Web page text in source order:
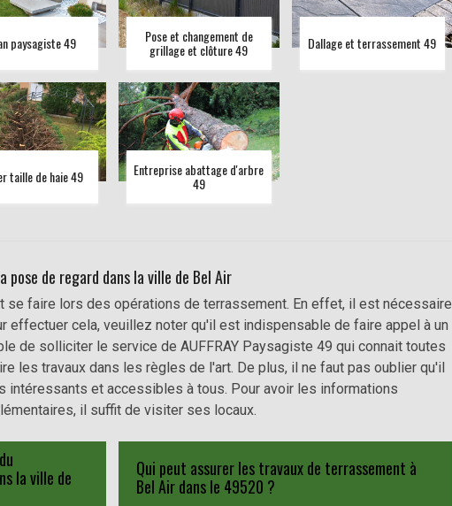
paysagiste 49 Pose et changement de
grillage et clôture 49 Dallage et terrassement 49
taille de haie 49 Entreprise abattage d'arbre
49
pose de regard dans la ville de Bel Air
se faire lors des opérations de terrassement. En effet, il est nécessaire
effectuer cela, veuillez noter qu'il est indispensable de faire appel à un
de solliciter le service de AUFFRAY Paysagiste 49 qui connait toutes
les travaux dans les règles de l'art. De plus, il ne faut pas oublier qu'il
intéressants et accessibles à tous. Pour avoir les informations
il suffit de visiter ses locaux.
la ville de
Qui peut assurer les travaux de terrassement à
Bel Air dans le 49520 ?